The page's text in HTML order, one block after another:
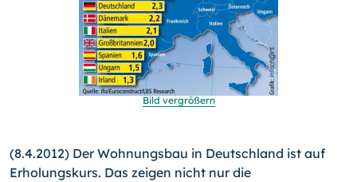
Bild vergrößern
(8.4.2012) Der Wohnungsbau in Deutschland ist auf
Erholungs­kurs. Das zeigen nicht nur die